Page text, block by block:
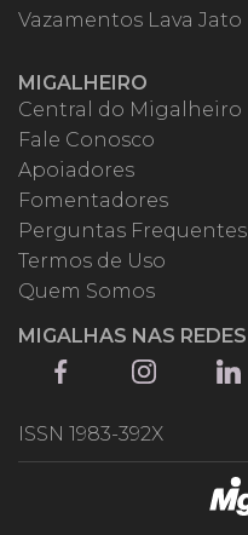
Vazamentos Lava Jato
MIGALHEIRO
Central do Migalheiro
Fale Conosco
Apoiadores
Fomentadores
Perguntas Frequentes
Termos de Uso
Quem Somos
MIGALHAS NAS REDES
ISSN 1983-392X